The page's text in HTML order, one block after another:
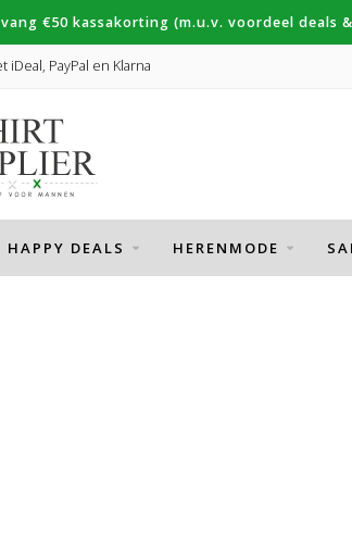
€50 kassakorting (m.u.v. voordeel deals
iDeal, PayPal en Klarna
HAPPY DEALS HERENMODE